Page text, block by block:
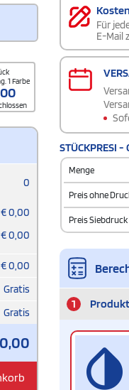
1 Farbe
0
€0,00
€0,00
€0,00
Gratis
Gratis
0,00
Für
E-Mail
STÜCKPRESI
Menge
Preis ohne
Preis Siebdruck
1